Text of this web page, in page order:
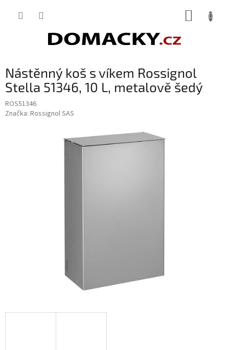
Nástěnný koš s víkem Rossignol
Stella 51346, 10 L, metalově šedý
ROS51346
Značka: Rossignol SAS